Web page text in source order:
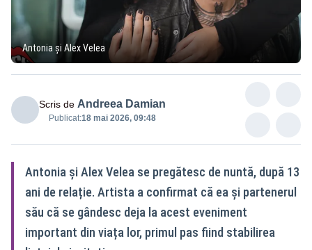
Antonia și Alex Velea
Scris de Andreea Damian
Publicat:18 mai 2026, 09:48
Antonia și Alex Velea se pregătesc de nuntă, după 13
ani de relație. Artista a confirmat că ea și partenerul
său că se gândesc deja la acest eveniment
important din viața lor, primul pas fiind stabilirea